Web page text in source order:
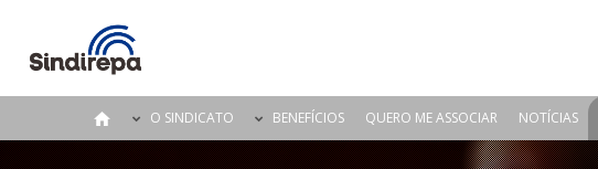
O SINDICATO BENEFÍCIOS QUERO ME ASSOCIAR NOTÍCIAS